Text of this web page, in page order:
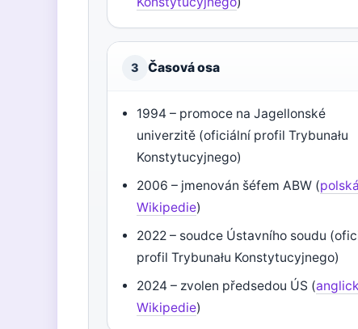
3 Časová osa
1994 – promoce na Jagellonské
univerzitě (oficiální profil Trybunału
Konstytucyjnego)
2006 – jmenován šéfem ABW (polská
Wikipedie)
2022 – soudce Ústavního soudu
profil Trybunału Konstytucyjnego)
2024 – zvolen předsedou ÚS (
Wikipedie)